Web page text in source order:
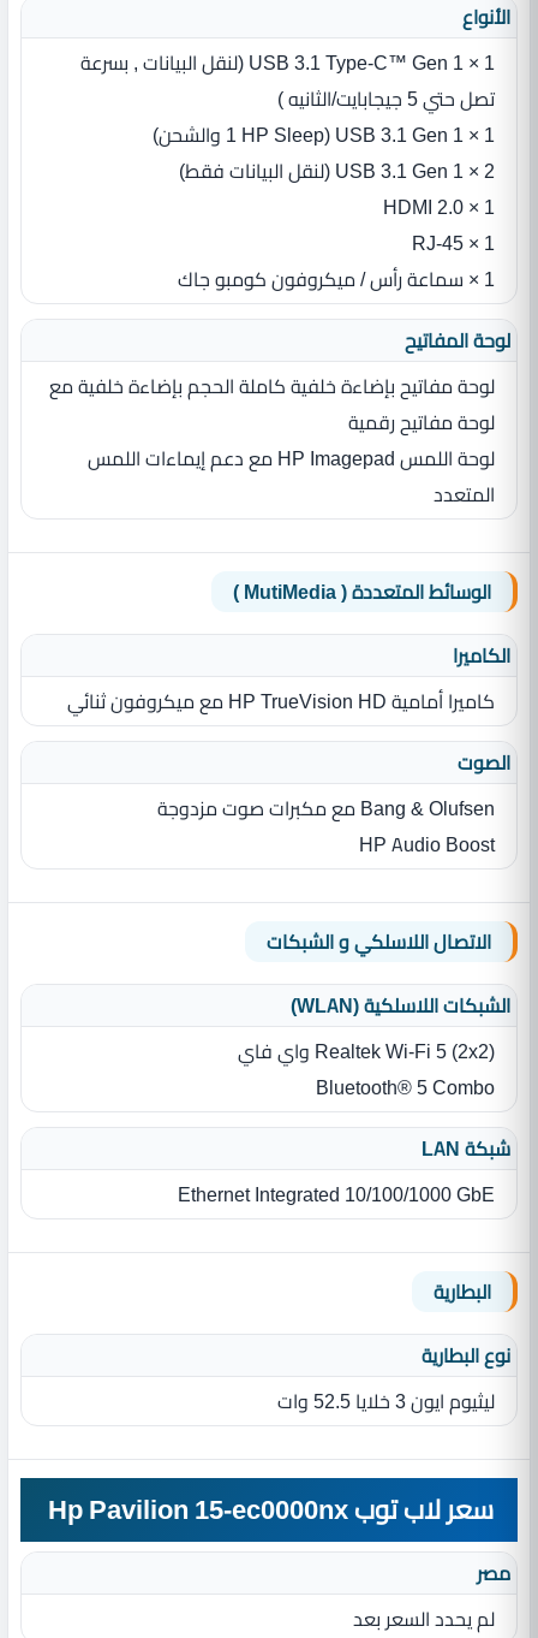
الأنواع
1 × USB 3.1 Type-C™ Gen 1 (لنقل البيانات , بسرعة
تصل حتي 5 جيجابايت/الثانيه )
1 × USB 3.1 Gen 1 (1 HP Sleep والشحن)
2 × USB 3.1 Gen 1 (لنقل البيانات فقط)
1 × HDMI 2.0
1 × RJ-45
1 × سماعة رأس / ميكروفون كومبو جاك
لوحة المفاتيح
لوحة مفاتيح بإضاءة خلفية كاملة الحجم بإضاءة خلفية مع
لوحة مفاتيح رقمية
لوحة اللمس HP Imagepad مع دعم إيماءات اللمس
المتعدد
الوسائط المتعددة ( MutiMedia )
الكاميرا
كاميرا أمامية HP TrueVision HD مع ميكروفون ثنائي
الصوت
Bang & Olufsen مع مكبرات صوت مزدوجة
HP Audio Boost
الاتصال اللاسلكي و الشبكات
الشبكات اللاسلكية (WLAN)
Realtek Wi-Fi 5 (2x2) واي فاي
Bluetooth® 5 Combo
شبكة LAN
Ethernet Integrated 10/100/1000 GbE
البطارية
نوع البطارية‏
ليثيوم ايون 3 خلايا 52.5 وات
سعر لاب توب Hp Pavilion 15-ec0000nx
مصر
لم يحدد السعر بعد